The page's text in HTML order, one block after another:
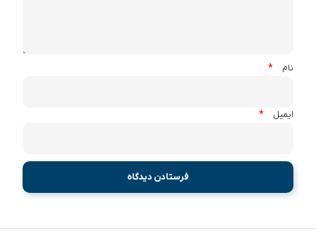
نام *
ایمیل *